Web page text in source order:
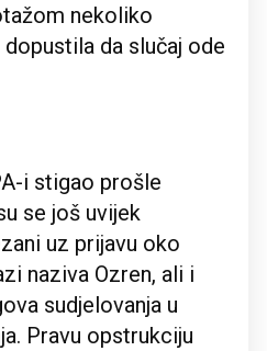
nekoliko
da slučaj ode
i stigao prošle
se još uvijek
uz prijavu oko
naziva Ozren, ali i
sudjelovanja u
Pravu opstrukciju